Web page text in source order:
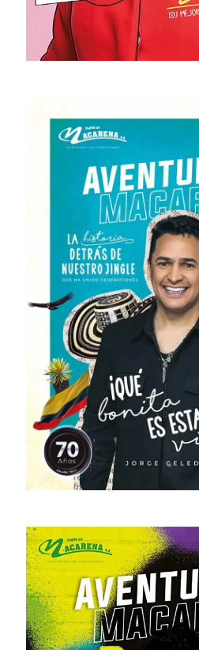
# 46 · Junio - Septiembre 2024
# 45 · Marzo - Junio 2024